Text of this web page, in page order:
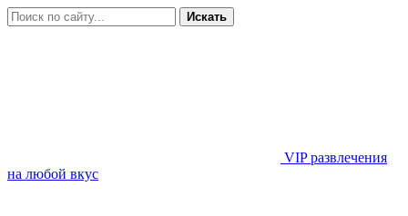
Искать
VIP развлечения
на любой вкус